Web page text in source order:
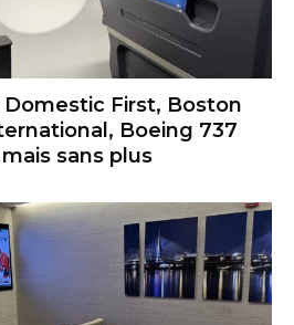
First, Boston
Boeing 737
sans plus